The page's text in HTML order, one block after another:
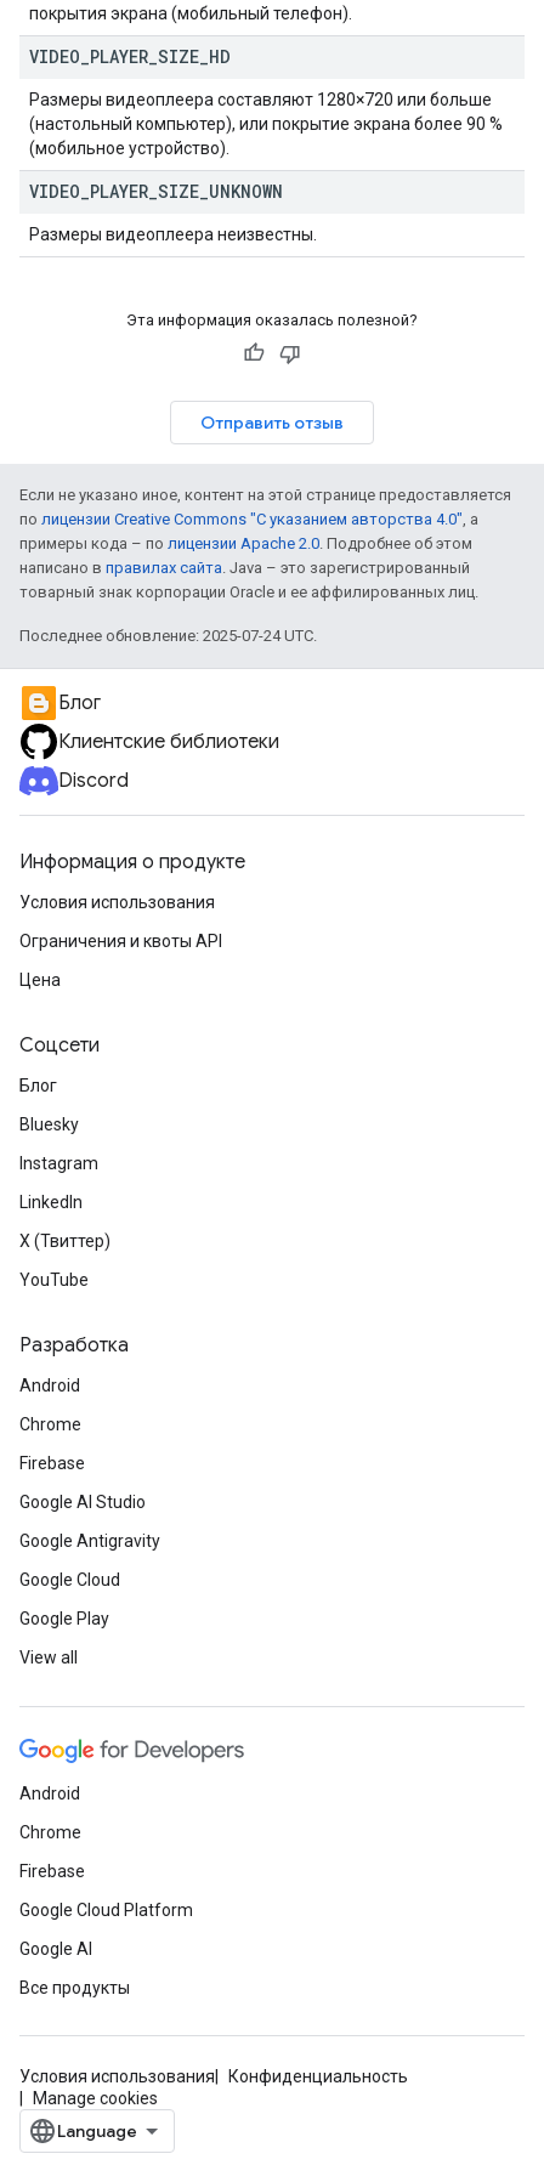
покрытия экрана (мобильный телефон).
VIDEO PLAYER SIZE HD
Размеры видеоплеера составляют 1280×720 или больше
(настольный компьютер), или покрытие экрана более 90 %
(мобильное устройство).
VIDEO PLAYER SIZE UNKNOWN
Размеры видеоплеера неизвестны.
Эта информация оказалась полезной?
Отправить отзыв
Если не указано иное, контент на этой странице предоставляется
по лицензии Creative Commons "С указанием авторства 4.0", а
примеры кода – по лицензии Apache 2.0. Подробнее об этом
написано в правилах сайта. Java – это зарегистрированный
товарный знак корпорации Oracle и ее аффилированных лиц.
Последнее обновление: 2025-07-24 UTC.
Блог
Клиентские библиотеки
Discord
Информация о продукте
Условия использования
Ограничения и квоты API
Цена
Соцсети
Блог
Bluesky
Instagram
LinkedIn
X (Твиттер)
YouTube
Разработка
Android
Chrome
Firebase
Google AI Studio
Google Antigravity
Google Cloud
Google Play
View all
Android
Chrome
Firebase
Google Cloud Platform
Google AI
Все продукты
Условия использования
Конфиденциальность
Manage cookies